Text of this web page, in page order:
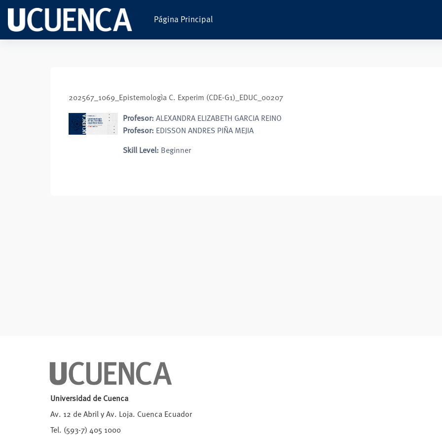
Página Principal
202567_1069_Epistemologìa C. Experim (CDE-G1)_EDUC_00207
Profesor: ALEXANDRA ELIZABETH GARCIA REINO
Profesor: EDISSON ANDRES PIÑA MEJIA
Skill Level: Beginner
Universidad de Cuenca
Av. 12 de Abril y Av. Loja. Cuenca Ecuador
Tel. (593-7) 405 1000